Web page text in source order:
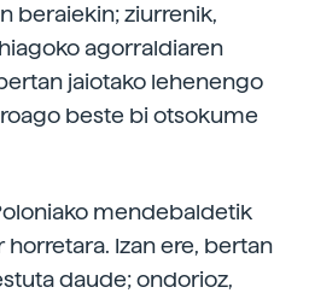
beraiekin; ziurrenik,
agorraldiaren
jaiotako lehenengo
beste bi otsokume
mendebaldetik
Izan ere, bertan
daude; ondorioz,